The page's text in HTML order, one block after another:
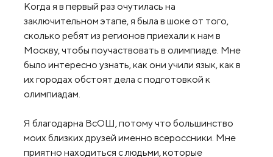
Когда я в первый раз очутилась на
заключительном этапе, я была в шоке от того,
сколько ребят из регионов приехали к нам в
Москву, чтобы поучаствовать в олимпиаде. Мне
было интересно узнать, как они учили язык, как в
их городах обстоят дела с подготовкой к
олимпиадам.
Я благодарна ВсОШ, потому что большинство
моих близких друзей именно всероссники. Мне
приятно находиться с людьми, которые